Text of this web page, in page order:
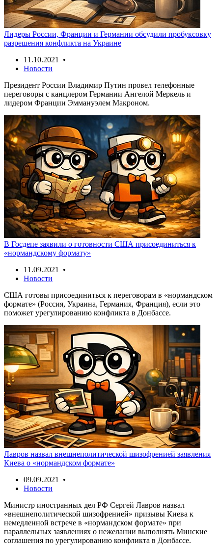
Лидеры России, Франции и Германии обсудили пробуксовку
разрешения конфликта на Украине
11.10.2021 •
Новости
Президент России Владимир Путин провел телефонные
переговоры с канцлером Германии Ангелой Меркель и
лидером Франции Эммануэлем Макроном.
В Госдепе заявили о готовности США присоединиться к
«нормандскому формату»
11.09.2021 •
Новости
США готовы присоединиться к переговорам в «нормандском
формате» (Россия, Украина, Германия, Франция), если это
поможет урегулированию конфликта в Донбассе.
Лавров назвал внешнеполитической шизофренией заявления
Киева о «нормандском формате»
09.09.2021 •
Новости
Министр иностранных дел РФ Сергей Лавров назвал
«внешнеполитической шизофренией» призывы Киева к
немедленной встрече в «нормандском формате» при
параллельных заявлениях о нежелании выполнять Минские
соглашения по урегулированию конфликта в Донбассе.